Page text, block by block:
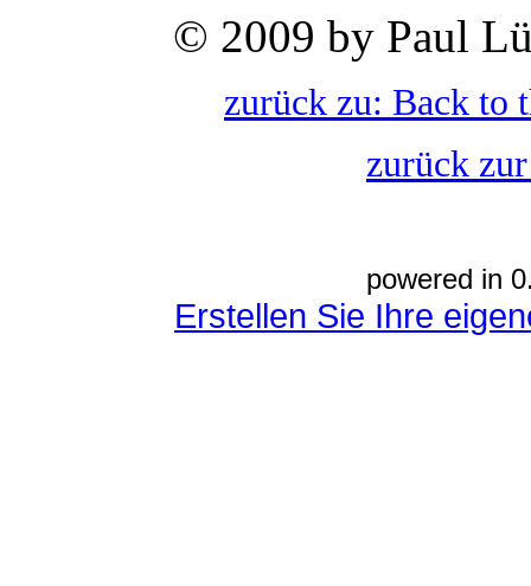
© 2009 by Paul
zurück zu: Back to
zurück
powered in
Erstellen Sie Ihre